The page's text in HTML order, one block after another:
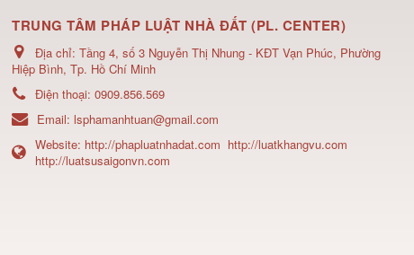
TRUNG TÂM PHÁP LUẬT NHÀ ĐẤT (PL. CENTER)
Địa chỉ: Tầng 4, số 3 Nguyễn Thị Nhung - KĐT Vạn Phúc, Phường
Hiệp Bình, Tp. Hồ Chí Minh
Điện thoại: 0909.856.569
Email: lsphamanhtuan@gmail.com
Website: http://phapluatnhadat.com http://luatkhangvu.com
http://luatsusaigonvn.com